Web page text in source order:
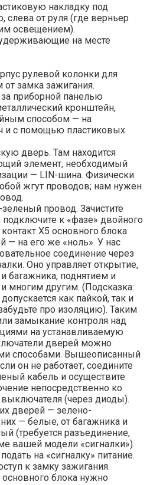
накладку под
слева от руля (где верньер
освещением).
на месте
рулевой колонки для
замка зажигания.
приборной панелью
кронштейн,
способом — на
и с помощью пластиковых
дверь. Там находится
элемент, необходимый
— LIN-шина. Физически
жгут проводов; нам нужен
провод. Зачистите
к «фазе» двойного
Х5 основного блока
— на его же «ноль». У нас
соединение через
Оно управляет открытие,
багажника, поднятием и
многим другим. (Подсказка:
как пайкой, так и
про изоляцию). Таким
замыкание контроля над
на устанавливаемую
дверей можно
способами. Вышеописанный
он не работает, соедините
кабель и осуществите
непосредственно ко
выключателя (через диоды).
дверей — зелено-
— белые, от багажника и
(требуется разъединение,
вашей модели «сигналки»).
на «сигналку» питание.
к замку зажигания.
блока нужно